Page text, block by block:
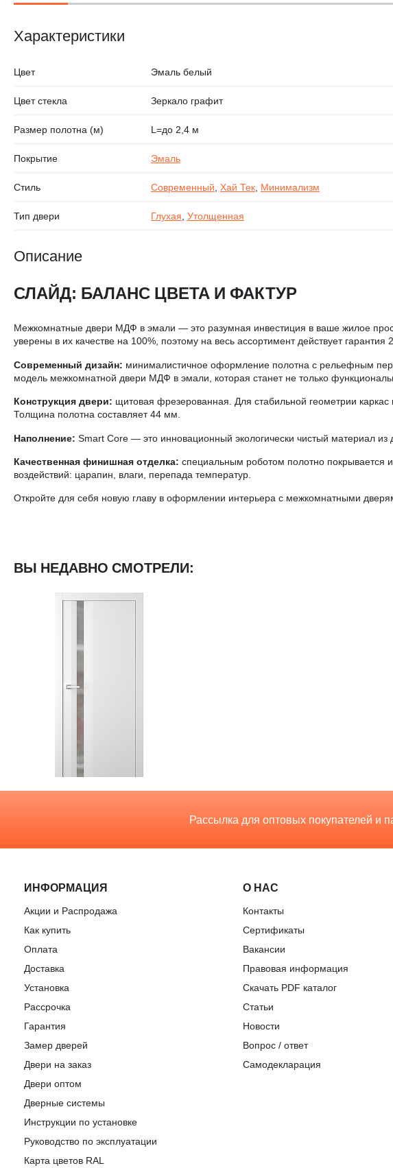
Характеристики
Цвет Эмаль белый
Цвет стекла Зеркало графит
Размер полотна (м) L=до 2,4 м
Покрытие Эмаль
Стиль Современный, Хай Тек, Минимализм
Тип двери Глухая, Утолщенная
Описание
СЛАЙД: БАЛАНС ЦВЕТА И ФАКТУР
Межкомнатные двери МДФ в эмали — это разумная инвестиция в ваше жилое
уверены в их качестве на 100%, поэтому на весь ассортимент действует гарантия
Современный дизайн: минималистичное оформление полотна с рельефным
модель межкомнатной двери МДФ в эмали, которая станет не только
Конструкция двери: щитовая фрезерованная. Для стабильной геометрии
Толщина полотна составляет 44 мм.
Наполнение: Smart Core — это инновационный экологически чистый материал из
Качественная финишная отделка: специальным роботом полотно покрывается
воздействий: царапин, влаги, перепада температур.
Откройте для себя новую главу в оформлении интерьера с межкомнатными
ВЫ НЕДАВНО СМОТРЕЛИ:
Рассылка для оптовых покупателей и
ИНФОРМАЦИЯ
Акции и Распродажа
Как купить
Оплата
Доставка
Установка
Рассрочка
Гарантия
Замер дверей
Двери на заказ
Двери оптом
Дверные системы
Инструкции по установке
Pуководство по эксплуатации
Карта цветов RAL
О НАС
Контакты
Сертификаты
Вакансии
Правовая информация
Скачать PDF каталог
Статьи
Новости
Вопрос / ответ
Самодекларация